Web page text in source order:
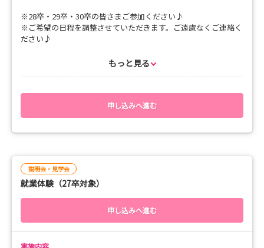
※28卒・29卒・30卒の皆さまご参加ください♪
※ご希望の日程を調整させていただきます。ご遠慮なくご連絡く
ださい♪
・就職試験の案内
・募集要項の紹介 等をさせていただきます。
ください。詳細についても個別にご連絡いたします。
◎ご希望の方には奨学金のご説明も実施しています。
※軽装で問題ありません
もっと見る
申し込みへ進む
説明会・見学会
就業体験（27卒対象）
申し込みへ進む
実施内容